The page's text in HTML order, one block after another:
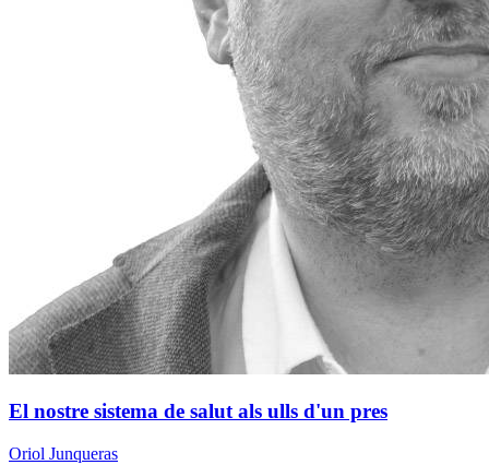
El nostre sistema de salut als ulls d'un pres
Oriol Junqueras